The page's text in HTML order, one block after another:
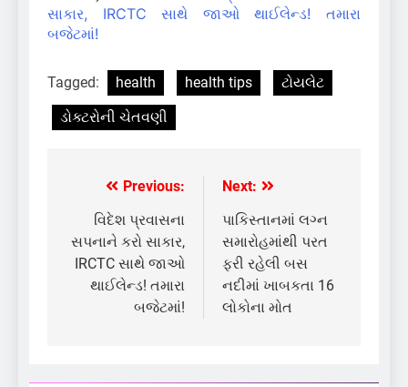
સાકાર, IRCTC સાથે જાઓ થાઈલેન્ડ! તમારા
બજેટમાં!
Tagged: health health tips
ટોયલેટ
ડોક્ટરોની ચેતવણી
Post
navigation
Previous:
વિદેશ પ્રવાસના
સપનાને કરો સાકાર,
IRCTC સાથે જાઓ
થાઈલેન્ડ! તમારા
બજેટમાં!
Next:
પાકિસ્તાનમાં લગ્ન
સમારોહમાંથી પરત
ફરી રહેલી બસ
નદીમાં ખાબકતા 16
લોકોના મોત